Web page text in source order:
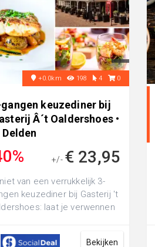
+0.0km 198 4 0
keuzediner bij
Â´t Oaldershoes •
Delden
+/- € 23,95
van een verrukkelijk 3-
keuzediner bij Gasterij 't
laat je verwennen
Bekijken